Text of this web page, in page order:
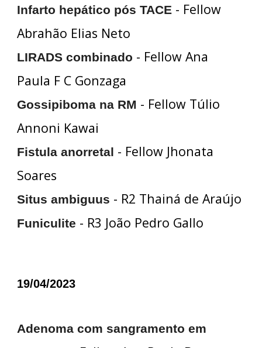
Infarto hepático pós TACE - Fellow
Abrahão Elias Neto
LIRADS combinado - Fellow Ana
Paula F C Gonzaga
Gossipiboma na RM - Fellow Túlio
Annoni Kawai
Fistula anorretal - Fellow Jhonata
Soares
Situs ambiguus - R2 Thainá de Araújo
Funiculite - R3 João Pedro Gallo
19/04/2023
Adenoma com sangramento em